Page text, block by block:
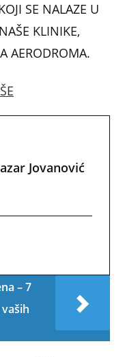
SE NALAZE U
KLINIKE,
AERODROMA.
Jovanović
– 7